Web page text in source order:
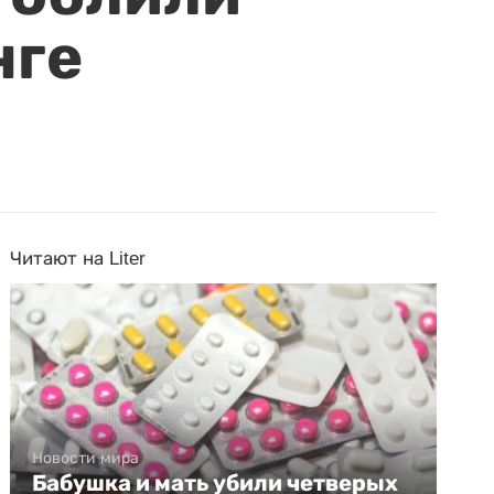
Читают на Liter
Новости мира
Бабушка и мать убили четверых